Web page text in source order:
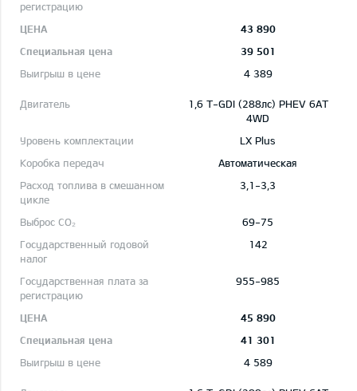
43 890
39 501
4 389
1,6 T-GDI (288лс) PHEV 6AT
4WD
LX Plus
Автоматическая
3,1-3,3
69-75
142
955-985
45 890
41 301
4 589